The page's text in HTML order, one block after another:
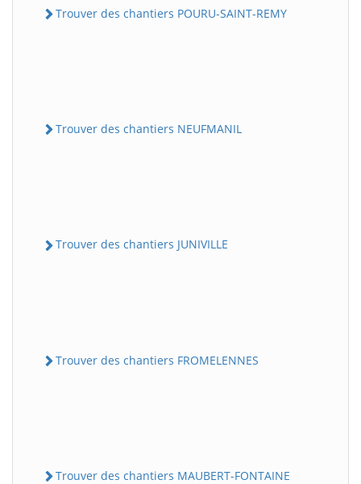
Trouver des chantiers POURU-SAINT-REMY
Trouver des chantiers NEUFMANIL
Trouver des chantiers JUNIVILLE
Trouver des chantiers FROMELENNES
Trouver des chantiers MAUBERT-FONTAINE